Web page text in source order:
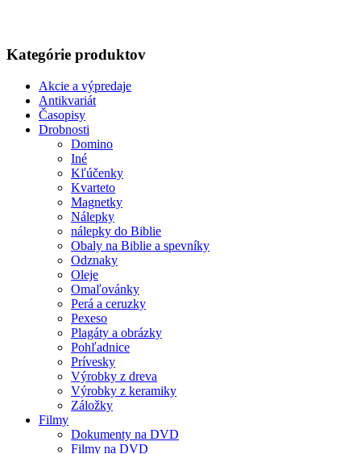
Kategórie produktov
Akcie a výpredaje
Antikvariát
Časopisy
Drobnosti
Domino
Iné
Kľúčenky
Kvarteto
Magnetky
Nálepky
nálepky do Biblie
Obaly na Biblie a spevníky
Odznaky
Oleje
Omaľovánky
Perá a ceruzky
Pexeso
Plagáty a obrázky
Pohľadnice
Prívesky
Výrobky z dreva
Výrobky z keramiky
Záložky
Filmy
Dokumenty na DVD
Filmy na DVD